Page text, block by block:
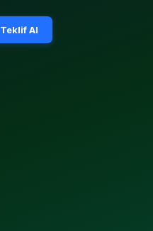
Teklif Al